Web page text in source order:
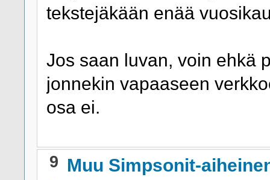
tekstejäkään enää
Jos saan luvan, voin ehkä
jonnekin vapaaseen
osa ei.
9 Muu Simpsonit-